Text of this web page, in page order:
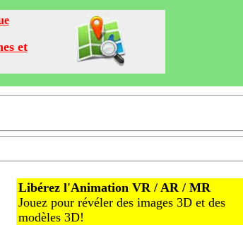
et
Libérez l'Animation VR / AR / MR
Jouez pour révéler des images 3D et des
modèles 3D!